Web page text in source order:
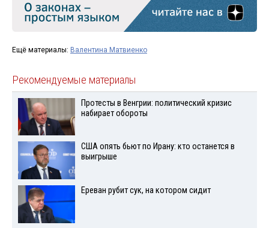
Ещё материалы: Валентина Матвиенко
Рекомендуемые материалы
Протесты в Венгрии: политический кризис
набирает обороты
США опять бьют по Ирану: кто останется в
выигрыше
Ереван рубит сук, на котором сидит